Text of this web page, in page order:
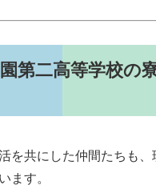
第二高等学校の
を共にした仲間たちも
ます。